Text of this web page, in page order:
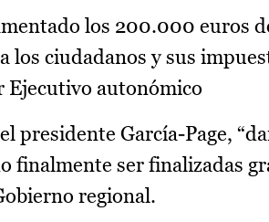
los 200.000 euros
los ciudadanos y sus
Ejecutivo autonómico
presidente García-Page,
finalmente ser finalizadas
regional.